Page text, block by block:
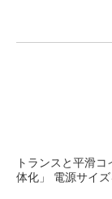
トランスと平滑
体化」 電源サイ